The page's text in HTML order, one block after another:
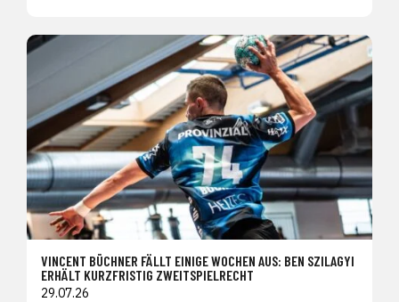
VINCENT BÜCHNER FÄLLT EINIGE WOCHEN AUS: BEN SZILAGYI
ERHÄLT KURZFRISTIG ZWEITSPIELRECHT
29.07.26